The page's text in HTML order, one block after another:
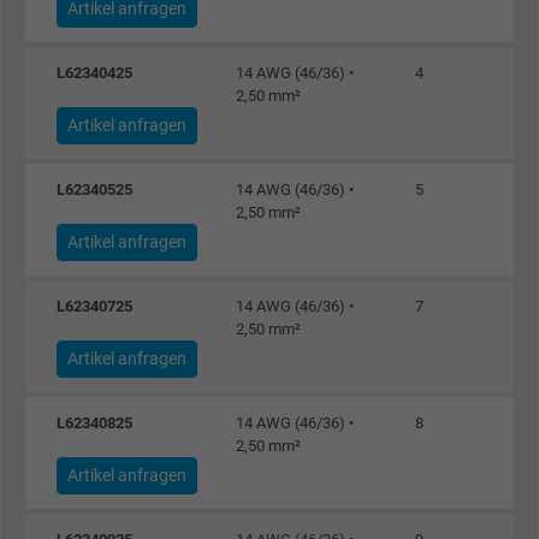
Name pl, Facebook Pixel
Anbieter Facebook Ireland Ltd.
Laufzeit
Zweck
Cookie von Facebook für Website-Analyse,
Name presence, Facebook Pixel
Laufzeit 1 Jahr
Artikel anfragen
L62340425
14 AWG (46/36) •
2,50 mm²
4
Artikel anfragen
L62340525
14 AWG (46/36) •
2,50 mm²
5
Artikel anfragen
L62340725
14 AWG (46/36) •
2,50 mm²
7
Artikel anfragen
L62340825
14 AWG (46/36) •
2,50 mm²
8
Artikel anfragen